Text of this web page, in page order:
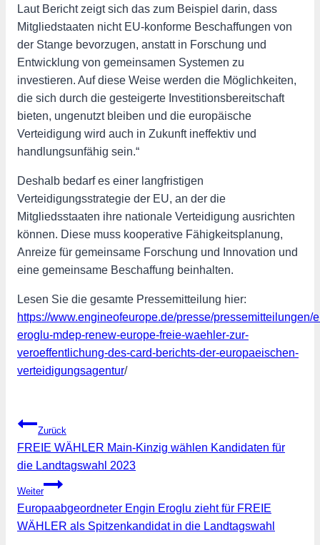
Laut Bericht zeigt sich das zum Beispiel darin, dass
Mitgliedstaaten nicht EU-konforme Beschaffungen von
der Stange bevorzugen, anstatt in Forschung und
Entwicklung von gemeinsamen Systemen zu
investieren. Auf diese Weise werden die Möglichkeiten,
die sich durch die gesteigerte Investitionsbereitschaft
bieten, ungenutzt bleiben und die europäische
Verteidigung wird auch in Zukunft ineffektiv und
handlungsunfähig sein.“
Deshalb bedarf es einer langfristigen
Verteidigungsstrategie der EU, an der die
Mitgliedsstaaten ihre nationale Verteidigung ausrichten
können. Diese muss kooperative Fähigkeitsplanung,
Anreize für gemeinsame Forschung und Innovation und
eine gemeinsame Beschaffung beinhalten.
Lesen Sie die gesamte Pressemitteilung hier:
https://www.engineofeurope.de/presse/pressemitteilungen/
eroglu-mdep-renew-europe-freie-waehler-zur-
veroeffentlichung-des-card-berichts-der-europaeischen-
verteidigungsagentur/
Beitragsnavigation
Zurück
FREIE WÄHLER Main-Kinzig wählen Kandidaten für
die Landtagswahl 2023
Weiter
Europaabgeordneter Engin Eroglu zieht für FREIE
WÄHLER als Spitzenkandidat in die Landtagswahl